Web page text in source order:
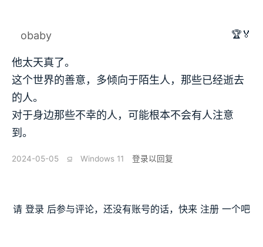
obaby 🏆🏅
他太天真了。
这个世界的善意，多倾向于陌生人，那些已经逝去
的人。
对于身边那些不幸的人，可能根本不会有人注意
到。
2024-05-05 ⫑ Windows 11 登录以回复
请 登录 后参与评论，还没有账号的话，快来 注册 一个吧